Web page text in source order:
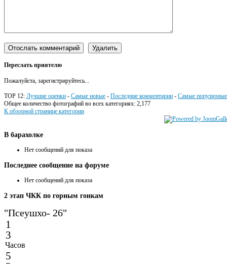
Переслать приятелю
Пожалуйста, зарегистрируйтесь...
TOP 12: Лучшие оценки - Самые новые - Последние комментарии - Самые популярные
Общее количество фотографий во всех категориях: 2,177
К обзорной странице категории
В барахолке
Нет сообщений для показа
Последнее сообщение на форуме
Нет сообщений для показа
2 этап ЧКК по горным гонкам
"Псеушхо- 26"
1
3
Часов
5